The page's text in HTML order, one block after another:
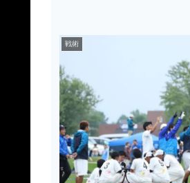
戦術